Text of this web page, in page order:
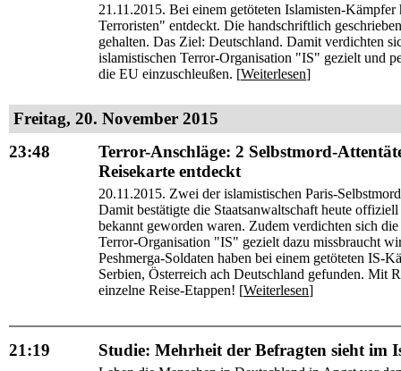
21.11.2015. Bei einem getöteten Islamisten-
Terroristen" entdeckt. Die handschriftlich
gehalten. Das Ziel: Deutschland. Damit verdichten
islamistischen Terror-Organisation "IS" gezielt und
die EU einzuschleußen. [Weiterlesen]
Freitag, 20. November 2015
23:48
Terror-Anschläge: 2 Selbstmord-
Reisekarte entdeckt
20.11.2015. Zwei der islamistischen Paris-
Damit bestätigte die Staatsanwaltschaft heute
bekannt geworden waren. Zudem verdichten sich
Terror-Organisation "IS" gezielt dazu missbraucht
Peshmerga-Soldaten haben bei einem getöteten IS-
Serbien, Österreich ach Deutschland gefunden. Mit
einzelne Reise-Etappen! [Weiterlesen]
21:19 Studie: Mehrheit der Befragten sieht im